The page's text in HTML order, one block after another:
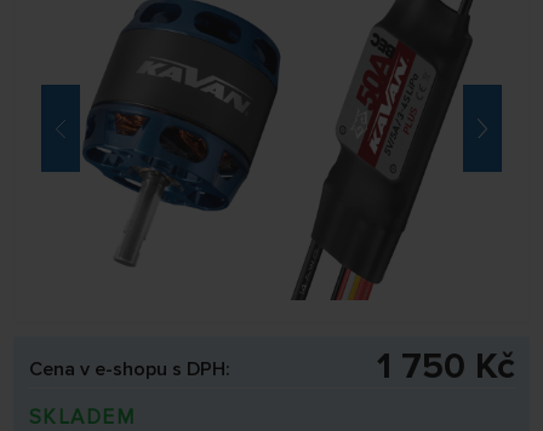
Cena v e-shopu s DPH: 1 750 Kč
SKLADEM